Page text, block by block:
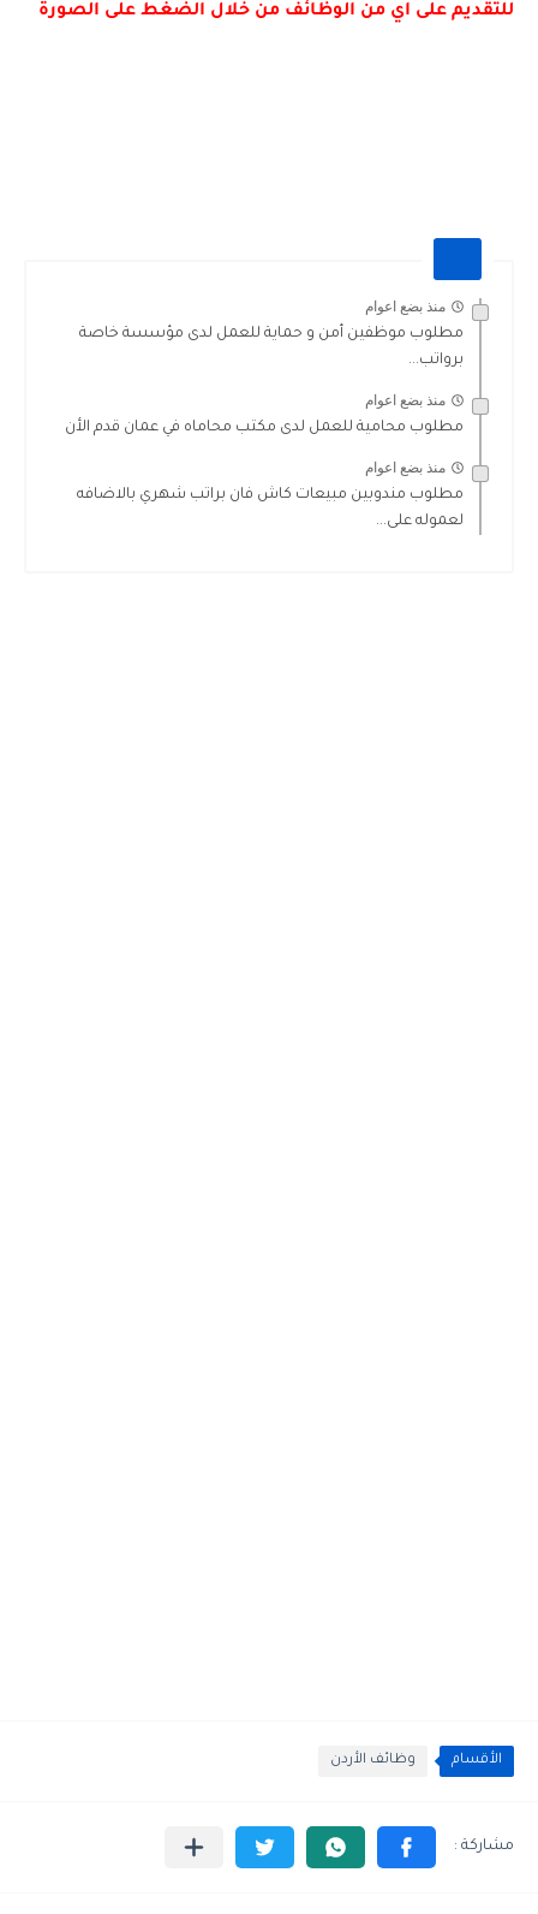
للتقديم على اي من الوظائف من خلال الضغط على الصورة
منذ بضع اعوام
مطلوب موظفين أمن و حماية للعمل لدى مؤسسة خاصة
برواتب...
منذ بضع اعوام
مطلوب محامية للعمل لدى مكتب محاماه في عمان قدم الأن
منذ بضع اعوام
مطلوب مندوبين مبيعات كاش فان براتب شهري بالاضافه
لعموله على...
الأقسام وظائف الأردن